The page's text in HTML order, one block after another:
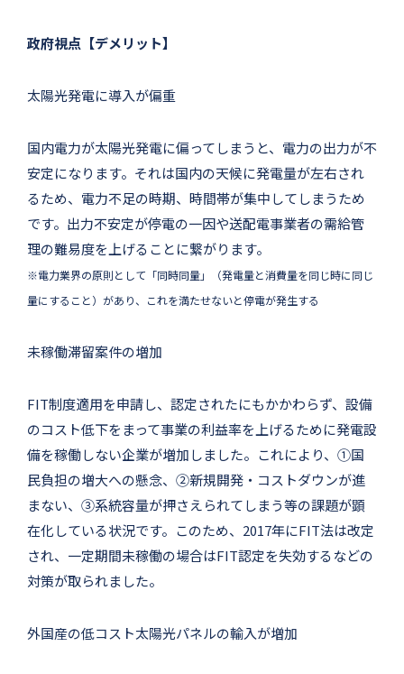
政府視点【デメリット】
太陽光発電に導入が偏重
国内電力が太陽光発電に偏ってしまうと、電力の出力が不
安定になります。それは国内の天候に発電量が左右され
るため、電力不足の時期、時間帯が集中してしまうため
です。出力不安定が停電の一因や送配電事業者の需給管
理の難易度を上げることに繋がります。
※電力業界の原則として「同時同量」（発電量と消費量を同じ時に同じ
量にすること）があり、これを満たせないと停電が発生する
未稼働滞留案件の増加
FIT制度適用を申請し、認定されたにもかかわらず、設備
のコスト低下をまって事業の利益率を上げるために発電設
備を稼働しない企業が増加しました。これにより、①国
民負担の増大への懸念、②新規開発・コストダウンが進
まない、③系統容量が押さえられてしまう等の課題が顕
在化している状況です。このため、2017年にFIT法は改定
され、一定期間未稼働の場合はFIT認定を失効するなどの
対策が取られました。
外国産の低コスト太陽光パネルの輸入が増加